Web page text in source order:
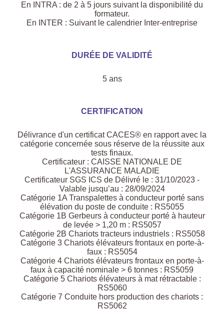
En INTRA : de 2 à 5 jours suivant la disponibilité du
formateur.
En INTER : Suivant le calendrier Inter-entreprise
DURÉE DE VALIDITÉ
5 ans
CERTIFICATION
Délivrance d'un certificat CACES® en rapport avec la
catégorie concernée sous réserve de la réussite aux
tests finaux.
Certificateur : CAISSE NATIONALE DE
L'ASSURANCE MALADIE
Certificateur SGS ICS de Délivré le : 31/10/2023 -
Valable jusqu’au : 28/09/2024
Catégorie 1A Transpalettes à conducteur porté sans
élévation du poste de conduite : RS5055
Catégorie 1B Gerbeurs à conducteur porté à hauteur
de levée > 1,20 m : RS5057
Catégorie 2B Chariots tracteurs industriels : RS5058
Catégorie 3 Chariots élévateurs frontaux en porte-à-
faux : RS5054
Catégorie 4 Chariots élévateurs frontaux en porte-à-
faux à capacité nominale > 6 tonnes : RS5059
Catégorie 5 Chariots élévateurs à mat rétractable :
RS5060
Catégorie 7 Conduite hors production des chariots :
RS5062